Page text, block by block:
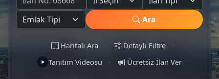
Ara
Haritalı Ara · Detaylı Filtre
·
Tanıtım Videosu
· Ücretsiz İlan Ver